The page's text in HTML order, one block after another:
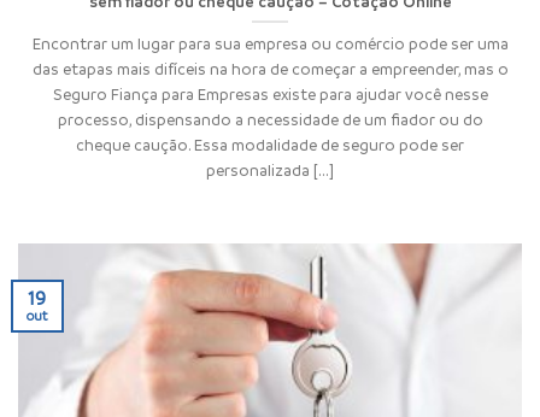
Encontrar um lugar para sua empresa ou comércio pode ser uma
das etapas mais difíceis na hora de começar a empreender, mas o
Seguro Fiança para Empresas existe para ajudar você nesse
processo, dispensando a necessidade de um fiador ou do
cheque caução. Essa modalidade de seguro pode ser
personalizada [...]
19
out